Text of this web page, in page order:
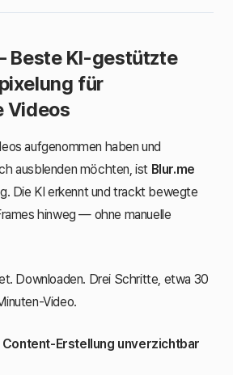
Beste KI-gestützte
für
Videos
aufgenommen haben und
ausblenden möchten, ist Blur.me
Die KI erkennt und trackt bewegte
hinweg — ohne manuelle
Downloaden. Drei Schritte, etwa 30
Video.
Content-Erstellung unverzichtbar